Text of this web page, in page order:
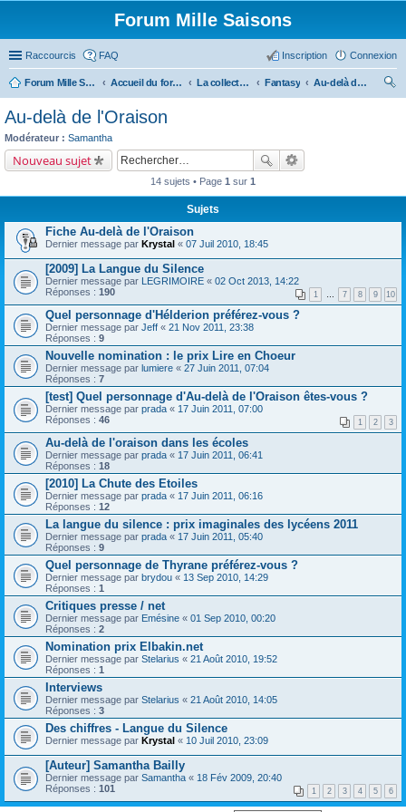
Forum Mille Saisons
Raccourcis FAQ Connexion
Inscription
Forum Mille Saisons Accueil du forum La collection Mille Saisons Fantasy
Au-delà de l'Oraison
Au-delà de l'Oraison
Modérateur : Samantha
Nouveau sujet
14 sujets • Page 1 sur 1
Sujets
Fiche Au-delà de l'Oraison
Dernier message par Krystal « 07 Juil 2010, 18:45
[2009] La Langue du Silence
Dernier message par LEGRIMOIRE « 02 Oct 2013, 14:22
Réponses : 190 1 7 8 9 10
Quel personnage d'Hélderion préférez-vous ?
Dernier message par Jeff « 21 Nov 2011, 23:38
Réponses : 9
Nouvelle nomination : le prix Lire en Choeur
Dernier message par lumiere « 27 Juin 2011, 07:04
Réponses : 7
[test] Quel personnage d'Au-delà de l'Oraison êtes-vous ?
Dernier message par prada « 17 Juin 2011, 07:00
Réponses : 46 1 2 3
Au-delà de l'oraison dans les écoles
Dernier message par prada « 17 Juin 2011, 06:41
Réponses : 18
[2010] La Chute des Etoiles
Dernier message par prada « 17 Juin 2011, 06:16
Réponses : 12
La langue du silence : prix imaginales des lycéens 2011
Dernier message par prada « 17 Juin 2011, 05:40
Réponses : 9
Quel personnage de Thyrane préférez-vous ?
Dernier message par brydou « 13 Sep 2010, 14:29
Réponses : 1
Critiques presse / net
Dernier message par Emésine « 01 Sep 2010, 00:20
Réponses : 2
Nomination prix Elbakin.net
Dernier message par Stelarius « 21 Août 2010, 19:52
Réponses : 1
Interviews
Dernier message par Stelarius « 21 Août 2010, 14:05
Réponses : 3
Des chiffres - Langue du Silence
Dernier message par Krystal « 10 Juil 2010, 23:09
[Auteur] Samantha Bailly
Dernier message par Samantha « 18 Fév 2009, 20:40
Réponses : 101 1 2 3 4 5 6